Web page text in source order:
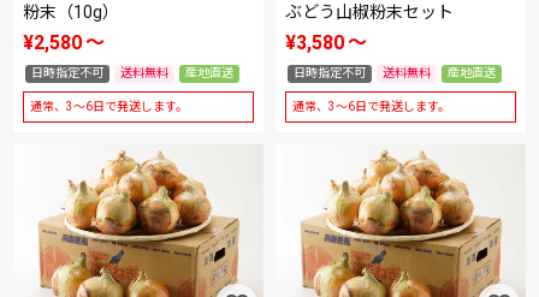
粉末（10g）
¥2,580〜
日時指定不可 送料無料 産地直送
通常、3～6日で発送します。
ぶどう山椒粉末セット
¥3,580〜
日時指定不可 送料無料 産地直送
通常、3～6日で発送します。